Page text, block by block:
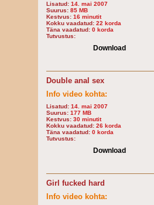
Lisatud: 14. mai 2007
Suurus: 85 MB
Kestvus: 16 minutit
Kokku vaadatud: 22 korda
Täna vaadatud: 0 korda
Tutvustus:
Download
Double anal sex
Info video kohta:
Lisatud: 14. mai 2007
Suurus: 177 MB
Kestvus: 30 minutit
Kokku vaadatud: 26 korda
Täna vaadatud: 0 korda
Tutvustus:
Download
Girl fucked hard
Info video kohta: